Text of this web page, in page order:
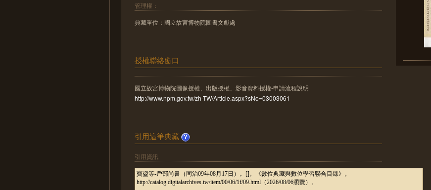
管理權：
典藏單位：國立故宮博物院圖書文獻處
授權聯絡窗口
國立故宮博物院圖像授權、出版授權、影音資料授權-申請流程說明
http://www.npm.gov.tw/zh-TW/Article.aspx?sNo=03003061
引用這筆典藏
引用資訊